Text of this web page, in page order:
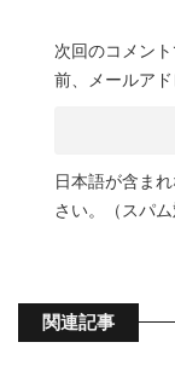
次回のコメン
前、メールアド
日本語が含ま
さい。（スパム
関連記事